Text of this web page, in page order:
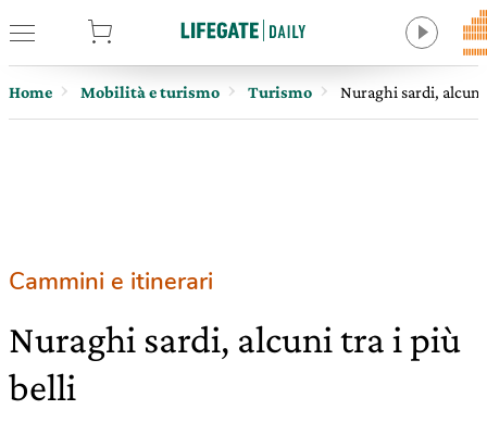
Home Mobilità e turismo Turismo Nuraghi sardi,
Cammini e itinerari
Nuraghi sardi, alcuni tra i più
belli